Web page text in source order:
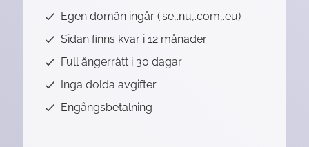
Egen domän ingår (.se,.nu,.com,.eu)
Sidan finns kvar i 12 månader
Full ångerrätt i 30 dagar
Inga dolda avgifter
Engångsbetalning